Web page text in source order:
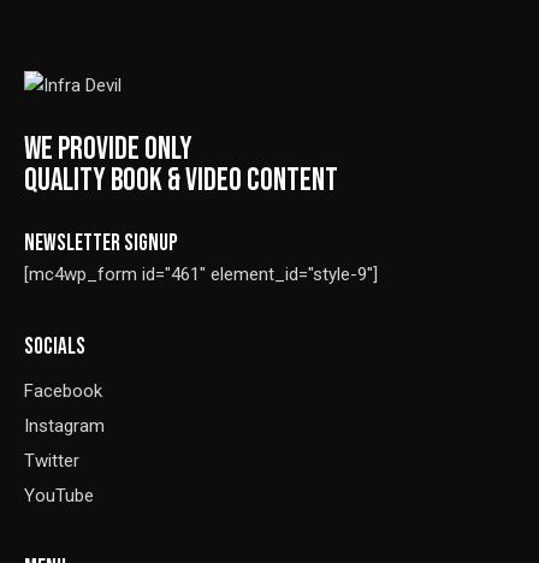
WE PROVIDE ONLY
QUALITY BOOK & VIDEO CONTENT
NEWSLETTER SIGNUP
[mc4wp_form id="461" element_id="style-9"]
SOCIALS
Facebook
Instagram
Twitter
YouTube